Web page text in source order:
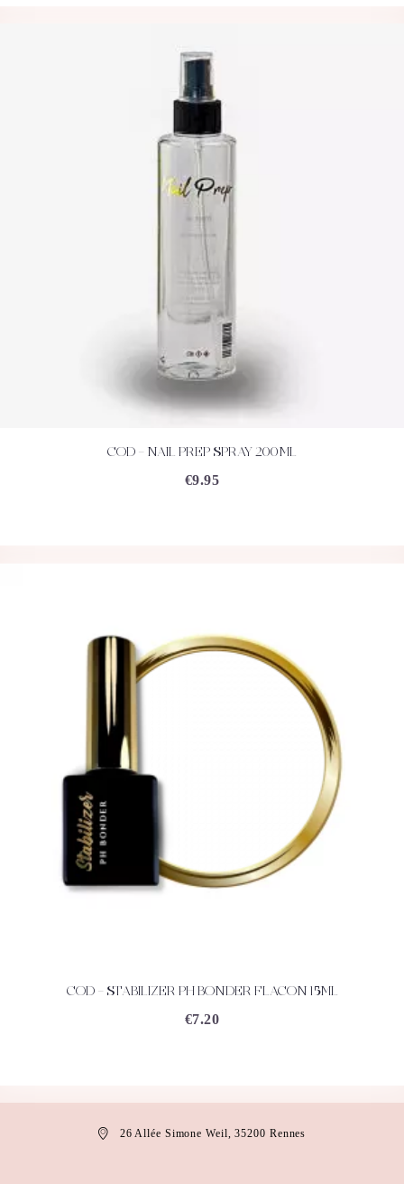
ACHETEZ DÉTAILS
COD – NAIL PREP SPRAY 200ML
€9.95
ACHETEZ DÉTAILS
COD – STABILIZER PH BONDER FLACON 15ML
€7.20
26 Allée Simone Weil, 35200 Rennes